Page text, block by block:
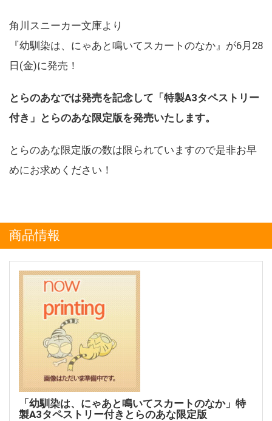
角川スニーカー文庫より
『幼馴染は、にゃあと鳴いてスカートのなか』が6月28
日(金)に発売！
とらのあなでは発売を記念して「特製A3タペストリー
付き」とらのあな限定版を発売いたします。
とらのあな限定版の数は限られていますので是非お早
めにお求めください！
商品情報
「幼馴染は、にゃあと鳴いてスカートのなか」特
製A3タペストリー付きとらのあな限定版